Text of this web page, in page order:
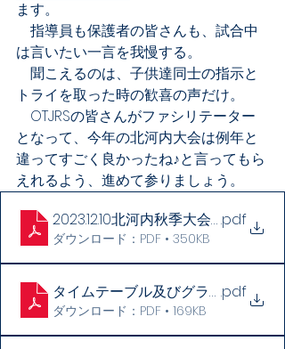
ます。
指導員も保護者の皆さんも、試合中
は言いたい一言を我慢する。
聞こえるのは、子供達同士の指示と
トライを取った時の歓喜の声だけ。
OTJRSの皆さんがファシリテーター
となって、今年の北河内大会は例年と
違ってすごく良かったね♪と言ってもら
えれるよう、進めて参りましょう。
2023.12.10北河内秋季大会組み合わせ(
.pdf
ダウンロード：PDF • 350KB
タイムテーブル及びグラウンド配置
.pdf
ダウンロード：PDF • 169KB